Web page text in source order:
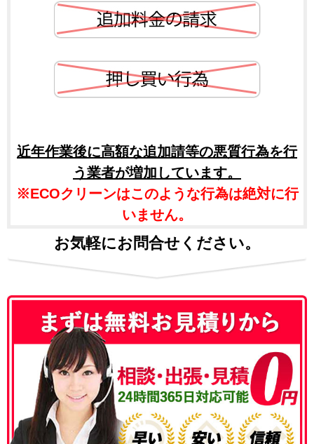
近年作業後に高額な追加請等の悪質行為を行
う業者が増加しています。
※ECOクリーンはこのような行為は絶対に行
いません。
お気軽にお問合せください。